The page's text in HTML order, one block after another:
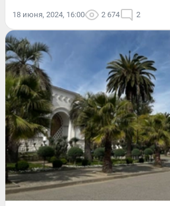
18 июня, 2024, 16:00 2 674 2